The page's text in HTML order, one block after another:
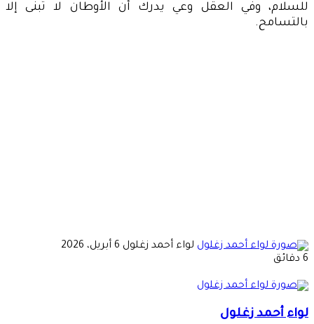
للسلام، وفي العقل وعي يدرك أن الأوطان لا تُبنى إلا
بالتسامح.
لواء أحمد زغلول أرسل
6 أبريل، 2026
6 دقائق
لواء أحمد زغلول